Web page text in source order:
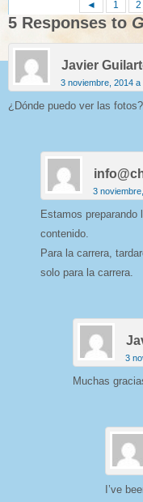
◄ 1 2
5 Responses to
Javier
3 noviembre, 2014 a
¿Dónde puedo ver las fotos?
3
Estamos
contenido.
Para la carrera,
solo para la carrera.
3
Muchas
I’ve